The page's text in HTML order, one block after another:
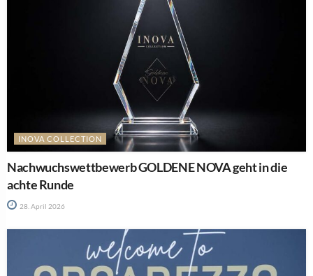
INOVA COLLECTION
Nachwuchswettbewerb GOLDENE NOVA geht in die
achte Runde
28. April 2026